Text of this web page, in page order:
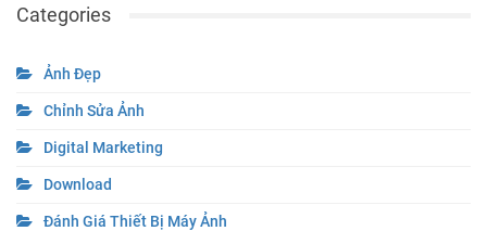
Categories
Ảnh Đẹp
Chỉnh Sửa Ảnh
Digital Marketing
Download
Đánh Giá Thiết Bị Máy Ảnh